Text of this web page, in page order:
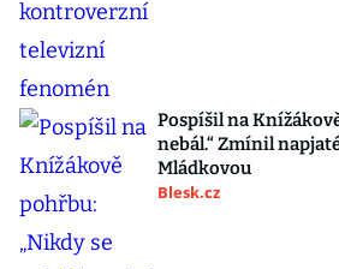
Pospíšil na
nebál.“ Zmínil
Mládkovou
Blesk.cz